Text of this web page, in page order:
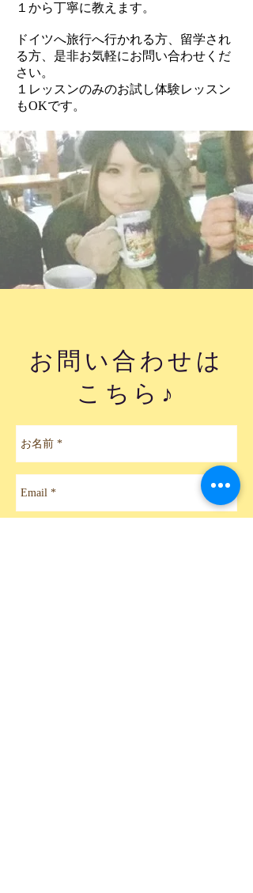
​１から丁寧に教えます。
ドイツへ旅行へ行かれる方、留学され
る方、是非お気軽にお問い合わせくだ
さい。
１レッスンのみのお試し体験レッスン
もOKです。
お問い合わせは
こちら♪